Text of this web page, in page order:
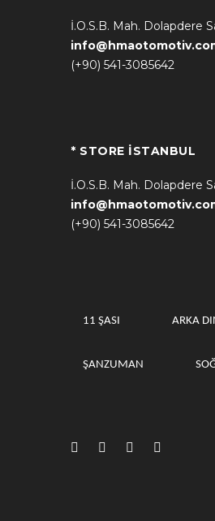
İ.O.S.B. Mah. Dolapdere
(+90) 541-3085642
* STORE İSTANBUL
İ.O.S.B. Mah. Dolapdere
(+90) 541-3085642
11 ŞASI ARKA
ŞANZUMAN